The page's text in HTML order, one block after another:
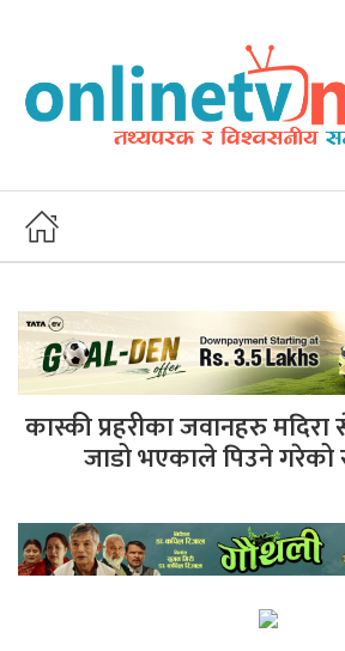
कास्की प्रहरीका जवानहरु
जाडो भएकाले पिउने गरेको